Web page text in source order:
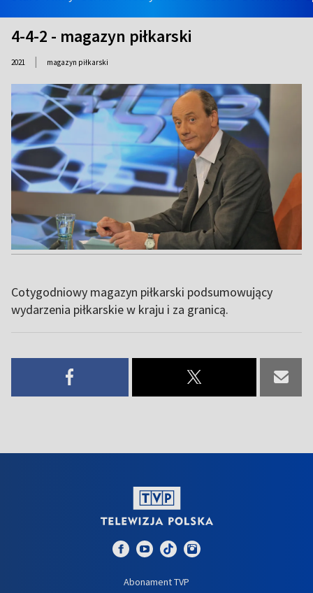
4-4-2 - magazyn piłkarski
2021 | magazyn piłkarski
Cotygodniowy magazyn piłkarski podsumowujący
wydarzenia piłkarskie w kraju i za granicą.
Abonament TVP